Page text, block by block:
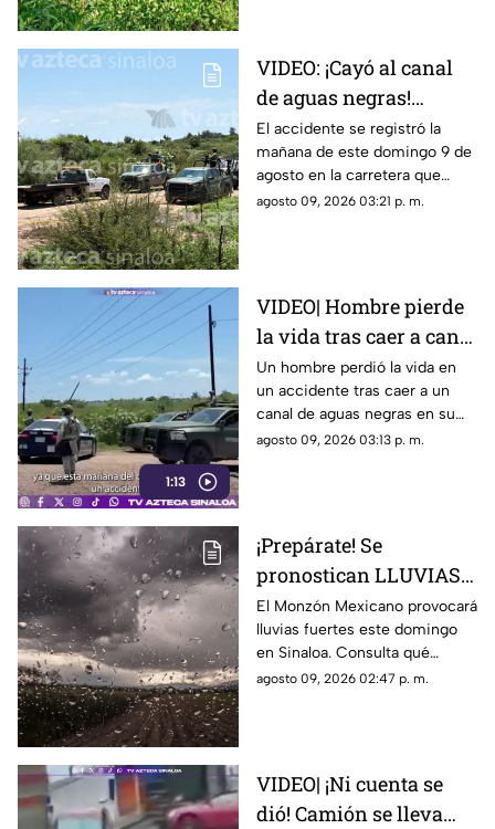
VIDEO: ¡Cayó al canal
de aguas negras!
Hombre muere tras
accidentarse en su
camioneta en Navolato
El accidente se registró la
mañana de este domingo 9 de
agosto en la carretera que
comunica al poblado Santa Fe,
agosto 09, 2026 03:21 p. m.
1:13
VIDEO| Hombre pierde
la vida tras caer a canal
de aguas negras en su
camioneta en Navolato
Un hombre perdió la vida en
un accidente tras caer a un
canal de aguas negras en su
camioneta en la comunidad de
agosto 09, 2026 03:13 p. m.
¡Prepárate! Se
pronostican LLUVIAS
MUY FUERTES durante
la tarde de HOY en
estos municipios de
Sinaloa
El Monzón Mexicano provocará
lluvias fuertes este domingo
en Sinaloa. Consulta qué
municipios podrían registrar
agosto 09, 2026 02:47 p. m.
VIDEO| ¡Ni cuenta se
dió! Camión se lleva